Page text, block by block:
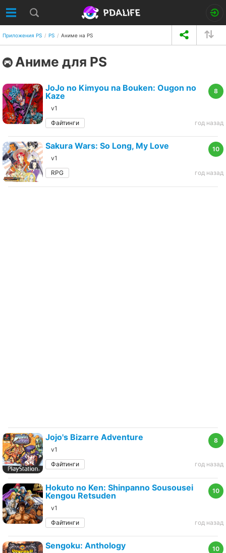
Приложения PS PS Аниме на PS
Аниме для PS
8
JoJo no Kimyou na Bouken: Ougon no
Kaze
v1
Файтинги
год назад
10
Sakura Wars: So Long, My Love
v1
RPG
год назад
8
Jojo's Bizarre Adventure
v1
Файтинги
год назад
10
Hokuto no Ken: Shinpanno Sousousei
Kengou Retsuden
v1
Файтинги
год назад
10
Sengoku: Anthology